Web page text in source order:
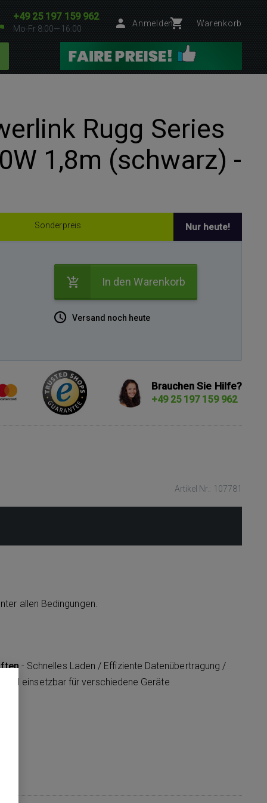
+49 25 197 159 962
Mo-Fr 8:00—16:00
Anmelden Warenkorb
Rugg Series
1,8m (schwarz) -
Sonderpreis Nur heute!
In den Warenkorb
Versand noch heute
Brauchen Sie Hilfe?
+49 25 197 159 962
Artikel Nr.: 107781
allen Bedingungen.
- Schnelles Laden / Effiziente Datenübertragung /
einsetzbar für verschiedene Geräte